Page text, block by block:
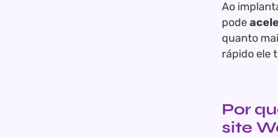
Ao
pode
quanto
rápido ele
Por
site